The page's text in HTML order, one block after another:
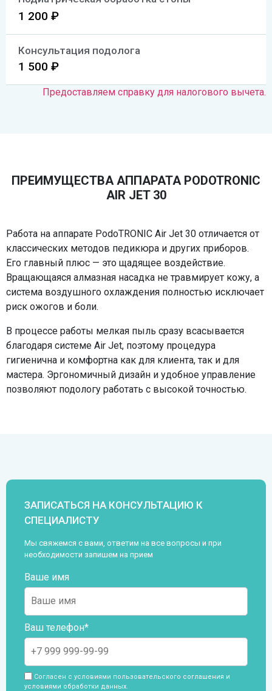
1 200 ₽
Консультация подолога
1 500 ₽
Предоставляем справку для налогового вычета.
ПРЕИМУЩЕСТВА АППАРАТА PODOTRONIC
AIR JET 30
Работа на аппарате PodoTRONIC Air Jet 30 отличается от
классических методов педикюра и других приборов.
Его главный плюс — это щадящее воздействие.
Вращающаяся алмазная насадка не травмирует кожу, а
система воздушного охлаждения полностью исключает
риск ожогов и боли.
В процессе работы мелкая пыль сразу всасывается
благодаря системе Air Jet, поэтому процедура
гигиенична и комфортна как для клиента, так и для
мастера. Эргономичный дизайн и удобное управление
позволяют подологу работать с высокой точностью.
ЗАПИСАТЬСЯ НА КОНСУЛЬТАЦИЮ К
СПЕЦИАЛИСТУ
Мы свяжемся с вами, ответим на все вопросы и при
необходимости запишем на прием
Ваше имя
Ваш телефон*
Согласен с условиями пользовательского соглашения и
условиями обработки данных.